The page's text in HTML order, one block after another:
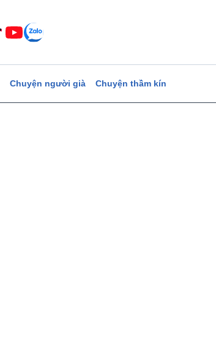
Chuyện người già Chuyện thầm kín